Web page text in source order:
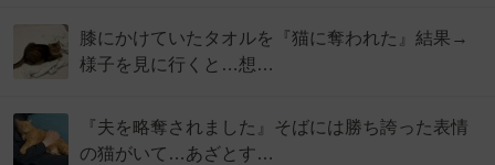
膝にかけていたタオルを『猫に奪われた』結果→
様子を見に行くと…想…
『夫を略奪されました』そばには勝ち誇った表情
の猫がいて…あざとす…